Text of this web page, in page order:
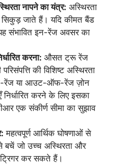
नापने का यंत्र: अस्थिरता
सिकुड़ जाते हैं। यदि कीमत बैंड
संभावित इन-रेंज अवसर का
करना: औसत ट्रू रेंज
की विशिष्ट अस्थिरता
रेंज या आउट-ऑफ-रेंज ज़ोन
निर्धारित करने के लिए इसका
एक संकीर्ण सीमा का सुझाव
महत्वपूर्ण आर्थिक घोषणाओं से
बचें जो उच्च अस्थिरता और
कर सकते हैं।